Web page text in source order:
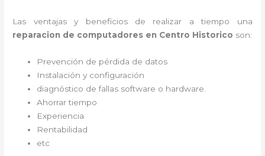
Las ventajas y beneficios de realizar a tiempo una
reparacion de computadores en Centro Historico son:
Prevención de pérdida de datos
Instalación y configuración
diagnóstico de fallas software o hardware
Ahorrar tiempo
Experiencia
Rentabilidad
etc